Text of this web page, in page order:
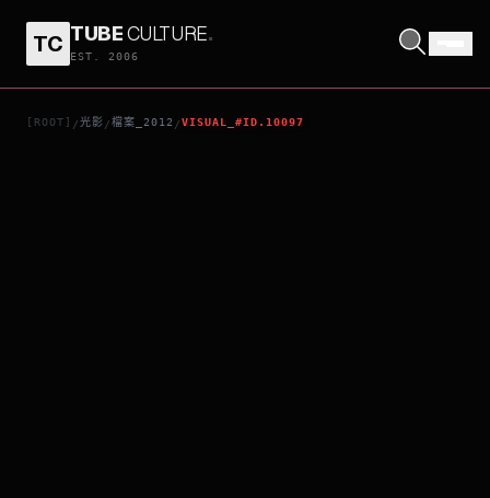
TC TUBECULTURE.
EST. 2006
[ROOT] /光影 /檔案_2012 /VISUAL_#ID.10097
痞子英雄之全面開戰